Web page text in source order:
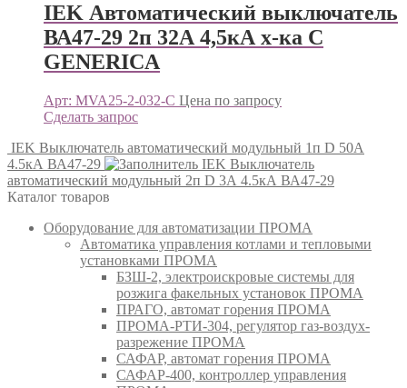
IEK Автоматический выключатель
ВА47-29 2п 32А 4,5кА х-ка С
GENERICА
Арт: MVA25-2-032-C Цена по запросу
Сделать запрос
IEK Выключатель автоматический модульный 1п D 50А
4.5кА ВА47-29
IEK Выключатель
автоматический модульный 2п D 3А 4.5кА ВА47-29
Каталог товаров
Оборудование для автоматизации ПРОМА
Автоматика управления котлами и тепловыми
установками ПРОМА
БЗШ-2, электроискровые системы для
розжига факельных установок ПРОМА
ПРАГО, автомат горения ПРОМА
ПРОМА-РТИ-304, регулятор газ-воздух-
разрежение ПРОМА
САФАР, автомат горения ПРОМА
САФАР-400, контроллер управления